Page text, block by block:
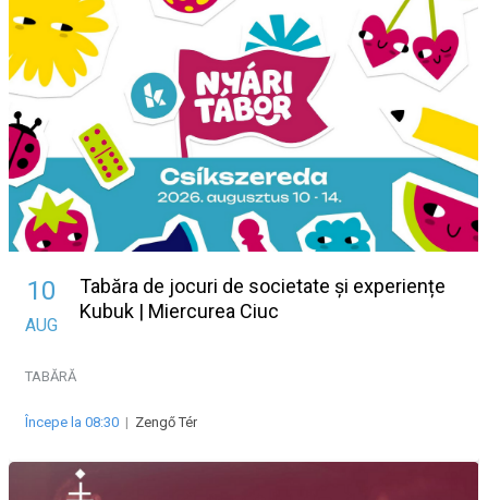
10
AUG
Tabăra de jocuri de societate și experiențe
Kubuk | Miercurea Ciuc
TABĂRĂ
Începe la 08:30 | Zengő Tér